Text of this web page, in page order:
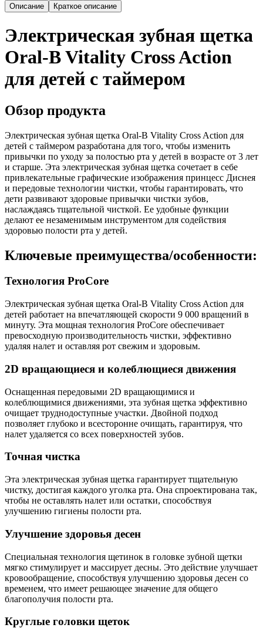
Описание Краткое описание
Электрическая зубная щетка
Oral-B Vitality Cross Action
для детей с таймером
Обзор продукта
Электрическая зубная щетка Oral-B Vitality Cross Action для
детей с таймером разработана для того, чтобы изменить
привычки по уходу за полостью рта у детей в возрасте от 3 лет
и старше. Эта электрическая зубная щетка сочетает в себе
привлекательные графические изображения принцесс Диснея
и передовые технологии чистки, чтобы гарантировать, что
дети развивают здоровые привычки чистки зубов,
наслаждаясь тщательной чисткой. Ее удобные функции
делают ее незаменимым инструментом для содействия
здоровью полости рта у детей.
Ключевые преимущества/особенности:
Технология ProCore
Электрическая зубная щетка Oral-B Vitality Cross Action для
детей работает на впечатляющей скорости 9 000 вращений в
минуту. Эта мощная технология ProCore обеспечивает
превосходную производительность чистки, эффективно
удаляя налет и оставляя рот свежим и здоровым.
2D вращающиеся и колеблющиеся движения
Оснащенная передовыми 2D вращающимися и
колеблющимися движениями, эта зубная щетка эффективно
очищает труднодоступные участки. Двойной подход
позволяет глубоко и всесторонне очищать, гарантируя, что
налет удаляется со всех поверхностей зубов.
Точная чистка
Эта электрическая зубная щетка гарантирует тщательную
чистку, достигая каждого уголка рта. Она спроектирована так,
чтобы не оставлять налет или остатки, способствуя
улучшению гигиены полости рта.
Улучшение здоровья десен
Специальная технология щетинок в головке зубной щетки
мягко стимулирует и массирует десны. Это действие улучшает
кровообращение, способствуя улучшению здоровья десен со
временем, что имеет решающее значение для общего
благополучия полости рта.
Круглые головки щеток